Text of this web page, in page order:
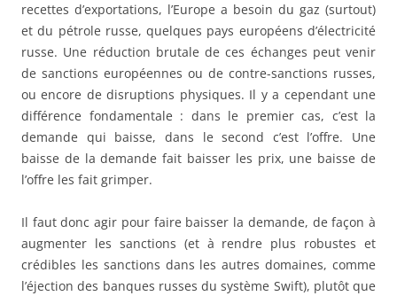
recettes d’exportations, l’Europe a besoin du gaz (surtout)
et du pétrole russe, quelques pays européens d’électricité
russe. Une réduction brutale de ces échanges peut venir
de sanctions européennes ou de contre-sanctions russes,
ou encore de disruptions physiques. Il y a cependant une
différence fondamentale : dans le premier cas, c’est la
demande qui baisse, dans le second c’est l’offre. Une
baisse de la demande fait baisser les prix, une baisse de
l’offre les fait grimper.
Il faut donc agir pour faire baisser la demande, de façon à
augmenter les sanctions (et à rendre plus robustes et
crédibles les sanctions dans les autres domaines, comme
l’éjection des banques russes du système Swift), plutôt que